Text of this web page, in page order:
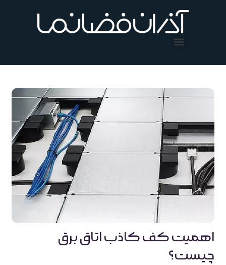
اهمیت کف کاذب اتاق برق
چیست؟